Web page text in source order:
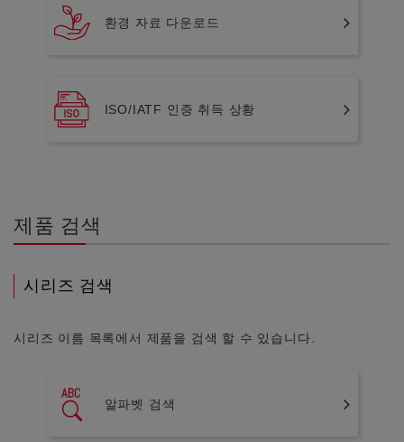
환경 자료 다운로드
ISO/IATF 인증 취득 상황
제품 검색
시리즈 검색
시리즈 이름 목록에서 제품을 검색 할 수 있습니다.
알파벳 검색